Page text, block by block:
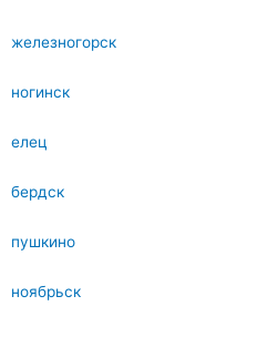
железногорск
ногинск
елец
бердск
пушкино
ноябрьск